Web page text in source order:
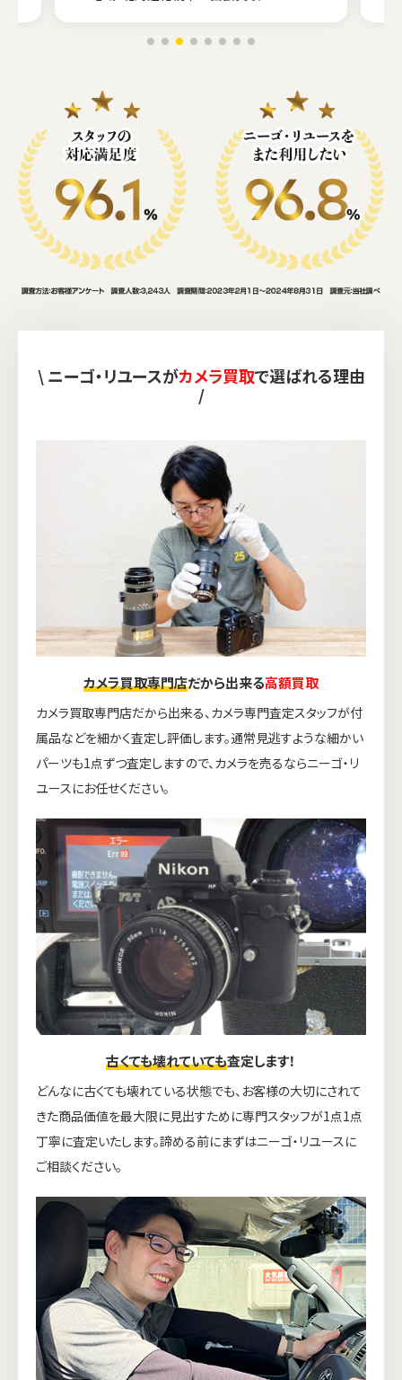
\ ニーゴ・リユースがカメラ買取で選ばれる理由
/
カメラ買取専門店だから出来る高額買取
カメラ買取専門店だから出来る、カメラ専門査定スタッフが付
属品などを細かく査定し評価します。通常見逃すような細かい
パーツも1点ずつ査定しますので、カメラを売るならニーゴ・リ
ユースにお任せください。
古くても壊れていても査定します！
どんなに古くても壊れている状態でも、お客様の大切にされて
きた商品価値を最大限に見出すために専門スタッフが1点1点
丁寧に査定いたします。諦める前にまずはニーゴ・リユースに
ご相談ください。